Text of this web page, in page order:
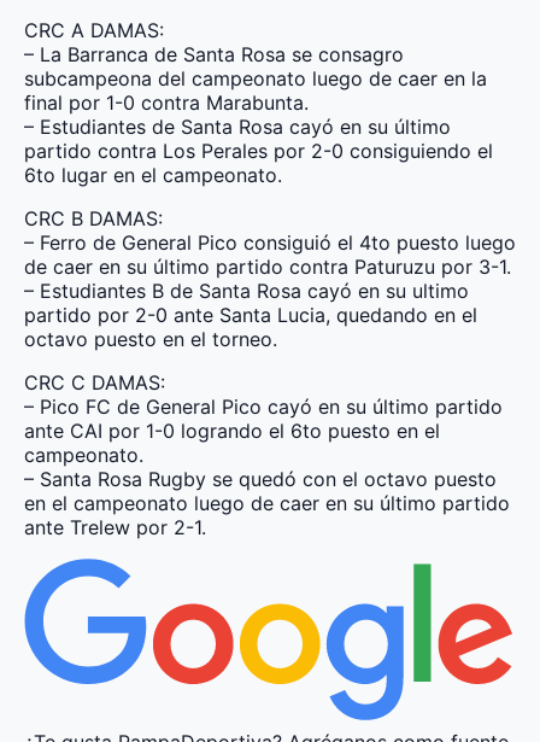
CRC A DAMAS:
– La Barranca de Santa Rosa se consagro
subcampeona del campeonato luego de caer en la
final por 1-0 contra Marabunta.
– Estudiantes de Santa Rosa cayó en su último
partido contra Los Perales por 2-0 consiguiendo el
6to lugar en el campeonato.
CRC B DAMAS:
– Ferro de General Pico consiguió el 4to puesto luego
de caer en su último partido contra Paturuzu por 3-1.
– Estudiantes B de Santa Rosa cayó en su ultimo
partido por 2-0 ante Santa Lucia, quedando en el
octavo puesto en el torneo.
CRC C DAMAS:
– Pico FC de General Pico cayó en su último partido
ante CAI por 1-0 logrando el 6to puesto en el
campeonato.
– Santa Rosa Rugby se quedó con el octavo puesto
en el campeonato luego de caer en su último partido
ante Trelew por 2-1.